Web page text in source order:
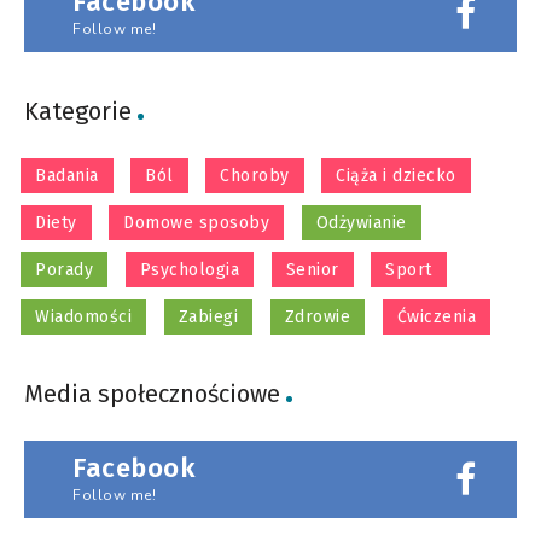
Follow me!
Kategorie
Badania Ból Choroby Ciąża i dziecko
Diety Domowe sposoby Odżywianie
Porady Psychologia Senior Sport
Wiadomości Zabiegi Zdrowie Ćwiczenia
Media społecznościowe
Facebook
Follow me!